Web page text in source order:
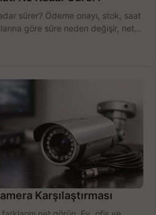
sürer? Ödeme onayı, stok, saat
göre süre neden değişir, net
Karşılaştırması